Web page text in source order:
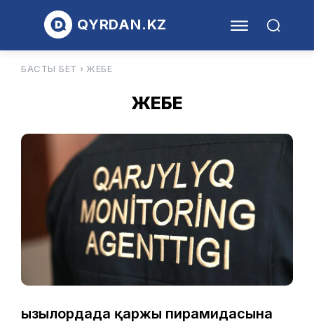
QYRDAN.KZ
БАСТЫ БЕТ ЖЕБЕ
ЖЕБЕ
Қызылордада қаржы пирамидасына